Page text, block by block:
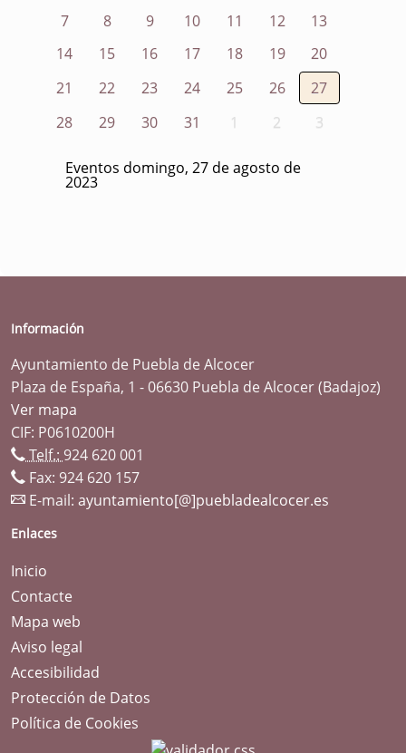
7
8 9 10 11 12
13
14
15 16 17 18 19
20
21
22 23 24 25 26
27
28
29 30 31 1 2 3
Eventos domingo, 27 de agosto de
2023
Información
Ayuntamiento de Puebla de Alcocer
Plaza de España, 1 - 06630 Puebla de Alcocer (Badajoz)
Ver mapa
CIF: P0610200H
Telf.: 924 620 001
Fax: 924 620 157
E-mail: ayuntamiento[@]puebladealcocer.es
Enlaces
Inicio
Contacte
Mapa web
Aviso legal
Accesibilidad
Protección de Datos
Política de Cookies